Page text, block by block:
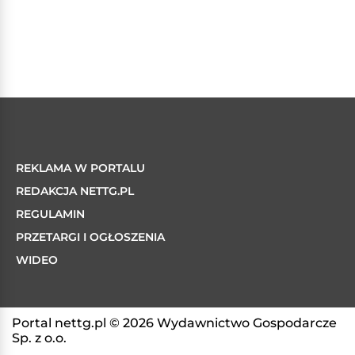
REKLAMA W PORTALU
REDAKCJA NETTG.PL
REGULAMIN
PRZETARGI I OGŁOSZENIA
WIDEO
Portal nettg.pl © 2026 Wydawnictwo Gospodarcze
Sp. z o.o.